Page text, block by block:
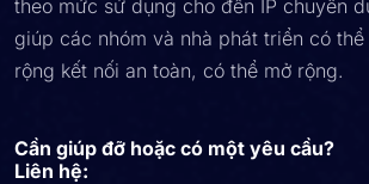
theo mức sử dụng cho đến IP chuyên
giúp các nhóm và nhà phát triển có
rộng kết nối an toàn, có thể mở rộng.
Cần giúp đỡ hoặc có một yêu cầu?
Liên hệ: